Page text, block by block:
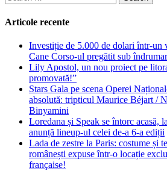
for:
Articole recente
Investiție de 5.000 de dolari într-un
Cane Corso-ul pregătit sub
Lily Apostol, un nou proiect pe
promovată!”
Stars Gala pe scena Operei
absolută: tripticul Maurice Béjart /
Binyamini
Loredana și Speak se întorc acasă,
anunță lineup-ul celei de-a 6-a ediții
Lada de zestre la Paris: costume și
românești expuse într-o locație
française!